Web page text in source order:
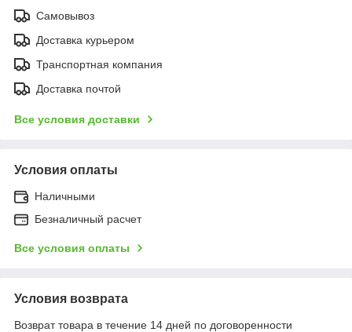
Самовывоз
Доставка курьером
Транспортная компания
Доставка почтой
Все условия доставки
Условия оплаты
Наличными
Безналичный расчет
Все условия оплаты
Условия возврата
Возврат товара в течение 14 дней по договоренности